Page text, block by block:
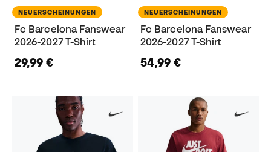
NEUERSCHEINUNGEN
Fc Barcelona Fanswear
2026-2027 T-Shirt
29,99 €
NEUERSCHEINUNGEN
Fc Barcelona Fanswear
2026-2027 T-Shirt
54,99 €